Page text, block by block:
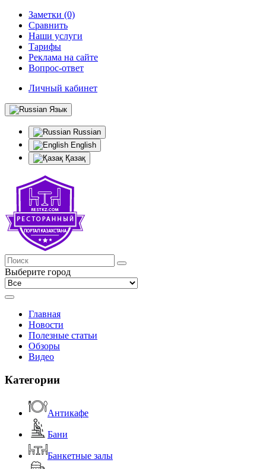
Заметки (0)
Сравнить
Наши услуги
Тарифы
Реклама на сайте
Вопрос-ответ
Личный кабинет
Язык
Russian
English
Қазақ
Выберите город
Главная
Новости
Полезные статьи
Обзоры
Видео
Категории
Антикафе
Бани
Банкетные залы